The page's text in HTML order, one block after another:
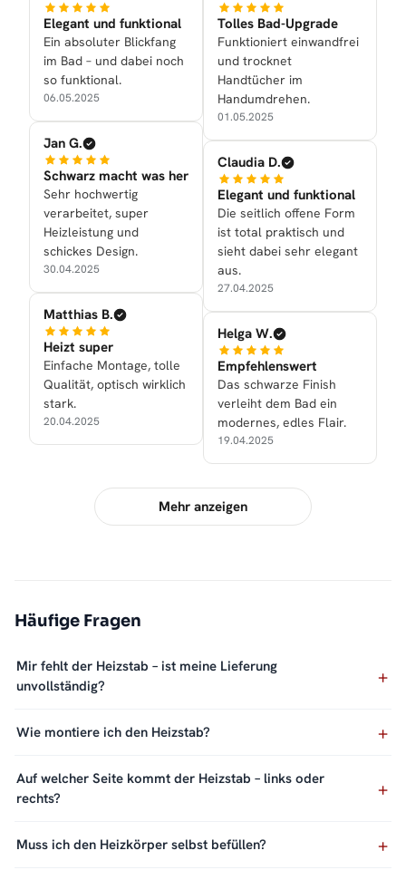
Elegant und funktional
Ein absoluter Blickfang
im Bad – und dabei noch
so funktional.
06.05.2025
Jan G.
Schwarz macht was her
Sehr hochwertig
verarbeitet, super
Heizleistung und
schickes Design.
30.04.2025
Matthias B.
Heizt super
Einfache Montage, tolle
Qualität, optisch wirklich
stark.
20.04.2025
Tolles Bad-Upgrade
Funktioniert einwandfrei
und trocknet
Handtücher im
Handumdrehen.
01.05.2025
Claudia D.
Elegant und funktional
Die seitlich offene Form
ist total praktisch und
sieht dabei sehr elegant
aus.
27.04.2025
Helga W.
Empfehlenswert
Das schwarze Finish
verleiht dem Bad ein
modernes, edles Flair.
19.04.2025
Mehr anzeigen
Häufige Fragen
Mir fehlt der Heizstab – ist meine Lieferung
unvollständig?
Wie montiere ich den Heizstab?
Auf welcher Seite kommt der Heizstab – links oder
rechts?
Muss ich den Heizkörper selbst befüllen?